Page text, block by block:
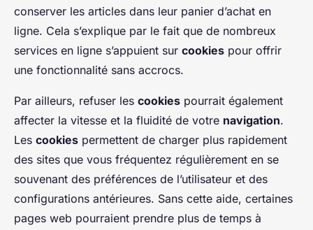
conserver les articles dans leur panier d’achat en
ligne. Cela s’explique par le fait que de nombreux
services en ligne s’appuient sur cookies pour offrir
une fonctionnalité sans accrocs.
Par ailleurs, refuser les cookies pourrait également
affecter la vitesse et la fluidité de votre navigation.
Les cookies permettent de charger plus rapidement
des sites que vous fréquentez régulièrement en se
souvenant des préférences de l’utilisateur et des
configurations antérieures. Sans cette aide, certaines
pages web pourraient prendre plus de temps à